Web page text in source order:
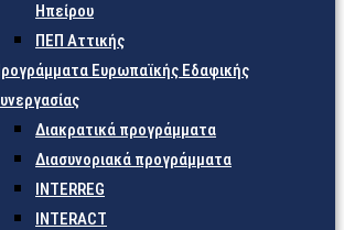
Ηπείρου
ΠΕΠ Αττικής
Ευρωπαϊκής Εδαφικής
Διακρατικά προγράμματα
Διασυνοριακά προγράμματα
INTERREG
INTERACT